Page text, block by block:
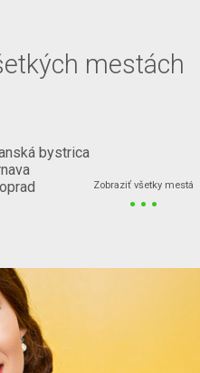
mestách
bystrica
Zobraziť všetky mestá
...